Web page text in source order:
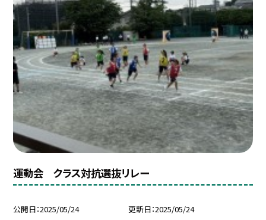
運動会 クラス対抗選抜リレー
公開日 2025/05/24 更新日 2025/05/24